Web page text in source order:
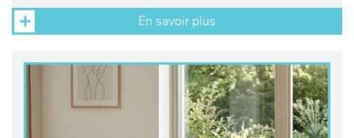
En savoir plus